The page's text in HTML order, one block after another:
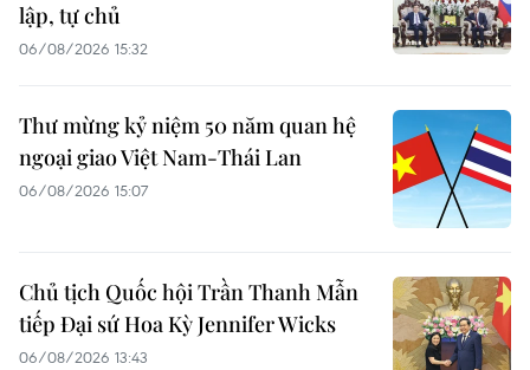
lập, tự chủ
06/08/2026 15:32
Thư mừng kỷ niệm 50 năm quan hệ
ngoại giao Việt Nam-Thái Lan
06/08/2026 15:07
Chủ tịch Quốc hội Trần Thanh Mẫn
tiếp Đại sứ Hoa Kỳ Jennifer Wicks
06/08/2026 13:43